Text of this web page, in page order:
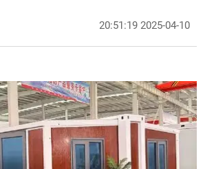
2025-04-10 20:51:19